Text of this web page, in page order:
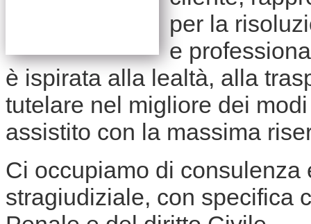
per la
e
è ispirata alla lealtà, alla
tutelare nel migliore dei
assistito con la massima
Ci occupiamo di
stragiudiziale, con specifica